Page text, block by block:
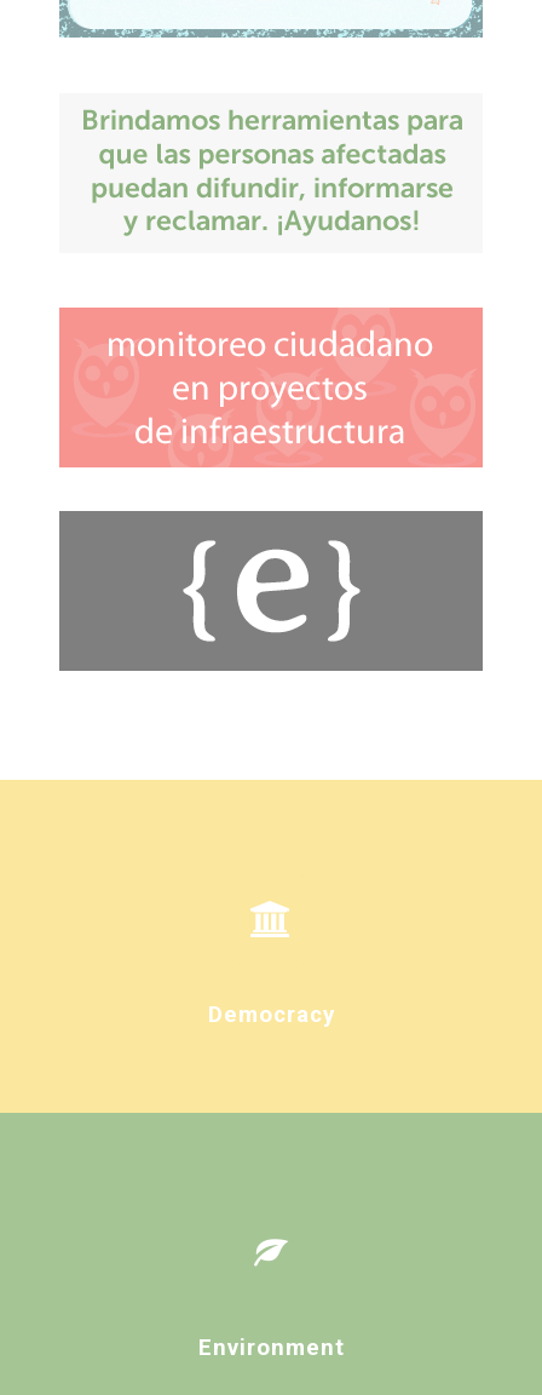
Democracy
Environment